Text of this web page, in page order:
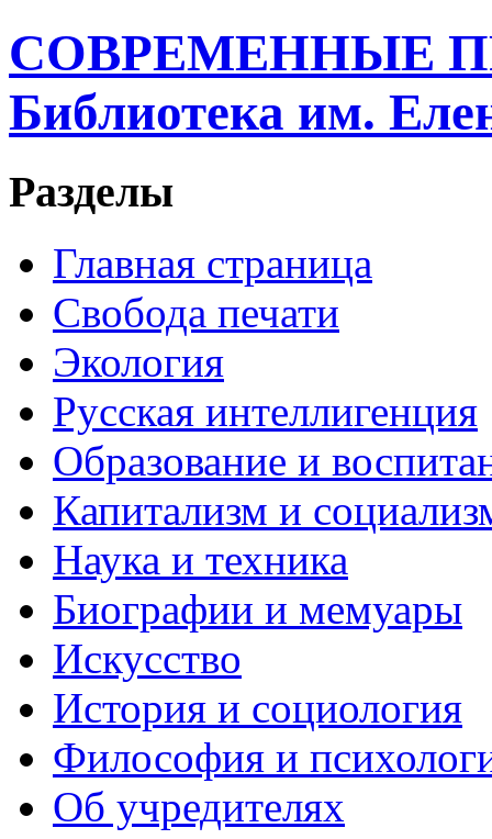
СОВРЕМЕННЫЕ
Библиотека им.
Разделы
Главная страница
Свобода печати
Экология
Русская интеллигенция
Образование и
Капитализм и
Наука и техника
Биографии и мемуары
Искусство
История и социология
Философия и
Об учредителях